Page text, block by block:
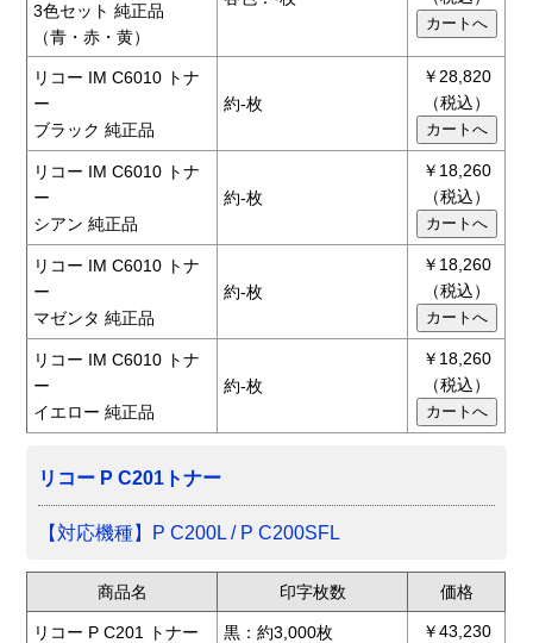
3色セット 純正品
（青・赤・黄）
リコー IM C6010 トナ
ー
ブラック 純正品
約-枚
￥28,820
（税込）
リコー IM C6010 トナ
ー
シアン 純正品
約-枚
￥18,260
（税込）
リコー IM C6010 トナ
ー
マゼンタ 純正品
約-枚
￥18,260
（税込）
リコー IM C6010 トナ
ー
イエロー 純正品
約-枚
￥18,260
（税込）
リコー P C201トナー
【対応機種】P C200L / P C200SFL
商品名 印字枚数 価格
リコー P C201 トナー
黒：約3,000枚
￥43,230